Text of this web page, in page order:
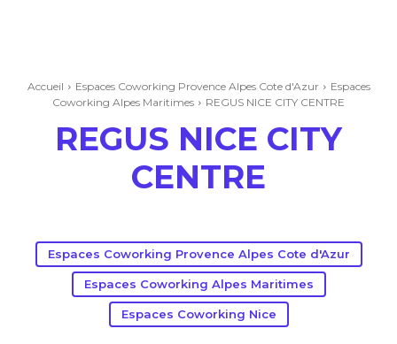
Accueil Espaces Coworking Provence Alpes Cote d'Azur
Espaces
Coworking Alpes Maritimes
REGUS NICE CITY CENTRE
REGUS NICE CITY
CENTRE
Espaces Coworking Provence Alpes Cote d'Azur
Espaces Coworking Alpes Maritimes
Espaces Coworking Nice